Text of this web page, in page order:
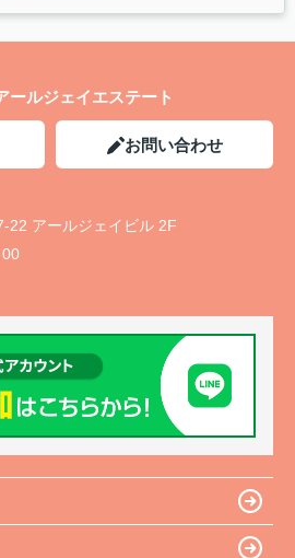
ールジェイエステート
お問い合わせ
22 アールジェイビル 2F